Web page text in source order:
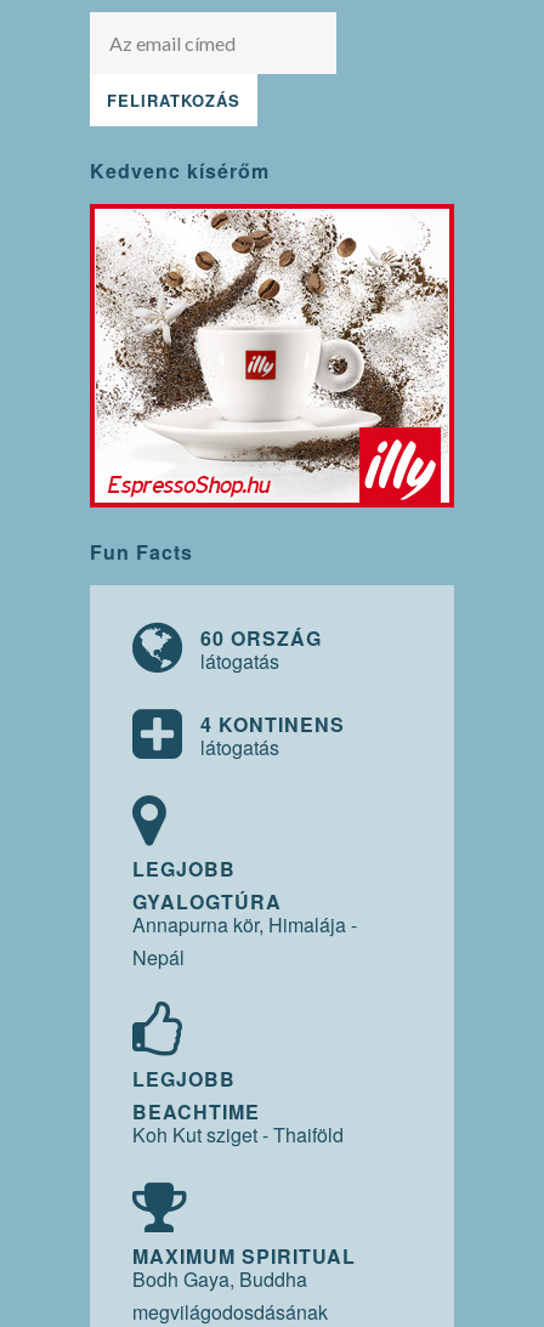
Kedvenc kísérőm
Fun Facts
60 ORSZÁG
látogatás
4 KONTINENS
látogatás
LEGJOBB
GYALOGTÚRA
Annapurna kör, Himalája -
Nepál
LEGJOBB
BEACHTIME
Koh Kut sziget - Thaiföld
MAXIMUM SPIRITUAL
Bodh Gaya, Buddha
megvilágodosdásának